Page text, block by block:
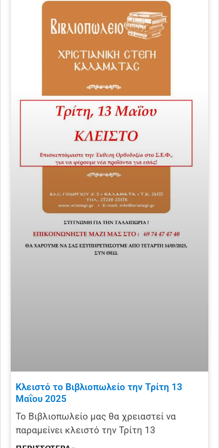
Κλειστό το Βιβλιοπωλείο την Τρίτη 13
Μαΐου 2025
Το Βιβλιοπωλείο μας θα χρειαστεί να
παραμείνει κλειστό την Τρίτη 13